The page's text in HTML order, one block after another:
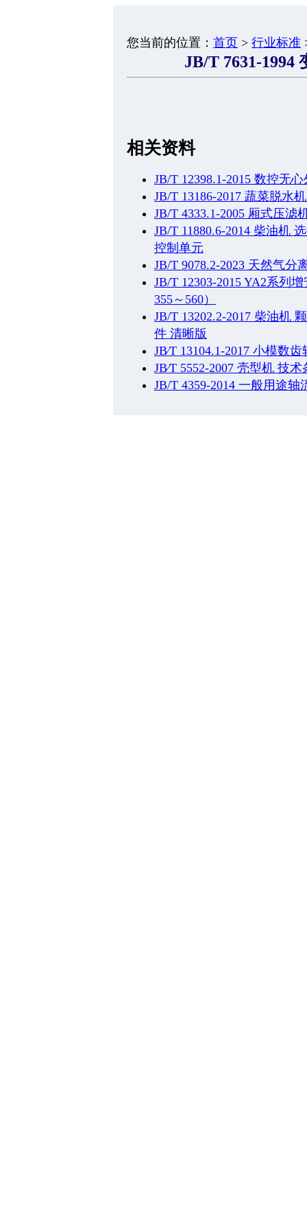
您当前的位置： 首页 > 行业标准
JB/T 7631-1994
相关资料
JB/T 12398.1-2015 数控无
JB/T 13186-2017 蔬菜脱水
JB/T 4333.1-2005 厢式压
JB/T 11880.6-2014 柴油机
控制单元
JB/T 9078.2-2023 天然气分
JB/T 12303-2015 YA2系列
355～560）
JB/T 13202.2-2017 柴油机
件 清晰版
JB∕T 13104.1-2017 小模数
JB∕T 5552-2007 壳型机 技术
JB/T 4359-2014 一般用途